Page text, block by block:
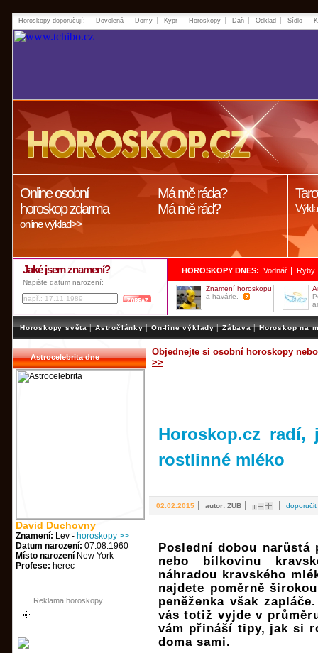
Horoskopy doporučují: Dovolená Domy Kypr Horoskopy Daň Odklad Sídlo
Online osobní
horoskop zdarma
online výklad>>
Má mě ráda?
Má mě rád?
Jaké jsem znamení?
Napište datum narození:
HOROSKOPY DNES: Vodnář Ryby
Znamení horoskopu
a havárie.
Horoskopy světa | Astročlánky | On-line výklady | Zábava | Horoskop na
Astrocelebrita dne
David Duchovny
Znamení: Lev - horoskopy >>
Datum narození: 07.08.1960
Místo narození New York
Profese: herec
Reklama horoskopy
Objednejte si osobní horoskopy
>>
Horoskop.cz
rostlinné mléko
02.02.2015 | autor: ZUB | | doporučit
Poslední dobou
nebo bílkovinu
náhradou kravského
najdete poměrně
peněženka však
vás totiž vyjde v
vám přináší tipy, jak si
doma sami.